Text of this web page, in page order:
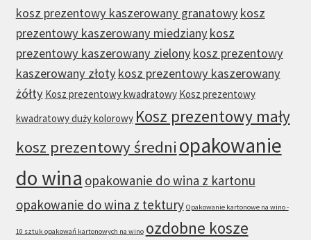
kosz prezentowy kaszerowany granatowykosz
prezentowy kaszerowany miedzianykosz
prezentowy kaszerowany zielonykosz prezentowy
kaszerowany złotykosz prezentowy kaszerowany
żółty Kosz prezentowy kwadratowy Kosz prezentowy
kwadratowy duży kolorowy Kosz prezentowy mały
kosz prezentowy średni opakowanie
do wina opakowanie do wina z kartonu
opakowanie do wina z tektury Opakowanie kartonowe na wino -
10 sztuk opakowań kartonowych na wino ozdobne kosze